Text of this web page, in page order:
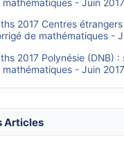
- Juin 2017
2017 Centres étrangers
de mathématiques -
2017 Polynésie (DNB) :
- Juin 2017
Articles